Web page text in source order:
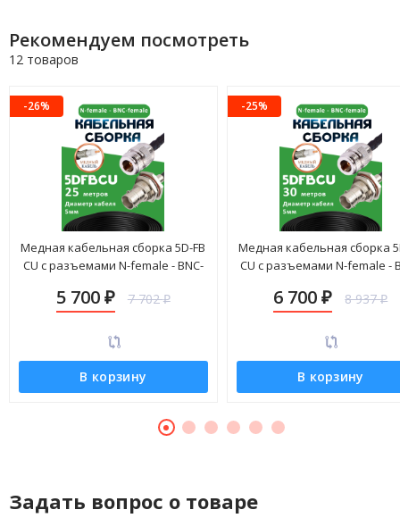
Рекомендуем посмотреть
12 товаров
-26%
Медная кабельная сборка 5D-FB
CU с разъемами N-female - BNC-
5 700 ₽ 7 702₽
В корзину
-25%
Медная кабельная сборка
CU с разъемами N-female -
6 700₽ 8 937₽
В корзину
Задать вопрос о товаре